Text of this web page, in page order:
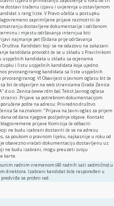
dostavi traženu izjavu i uvjerenja u ostavljenom
s rang liste. V Pravo učešća u postupku
zaprimljene prijave razmotriti će
dostavljene dokumentacije i održanom
i mjestu održavanja intervjua biti
najmanje pet (5) dana prije održavanja
Kandidati koji se ne odazovu na zakazani
kandidata provodit će se u skladu s Pravilnikom
kandidata u skladu sa ocjenama
i listu uspješnih kandidata koja ujedno
prvorangiranog kandidata sa liste uspješnih
VI Obavijest o Javnom oglasu bit će
bit će objavljen na web stranicama Grada Zenica
d.o.o. Zenica (www.rdm.ba). Tekst Javnog oglasa
stranici. Prijave sa potrebnom dokumentacijom
pošte na adresu: Privredno društvo
Zenica Sa naznakom: ‘’Prijava na Javni oglas za prijem
dana od dana njegove posljednje objave. Kontakt
prijave Komisija će odbaciti
ne budu izabrani dostaviti će se na adresu
sa poukom o pravnom lijeku, najkasnije u roku od
obavezno vraćati dokumentaciju dostavljenu uz
ne budu izabrani, mogu preuzeti svoju
karte.
radnim vremenom (40 radnih sati sedmično) u
direktora. Izabrani kandidat biće raspoređen u
se probni rad.